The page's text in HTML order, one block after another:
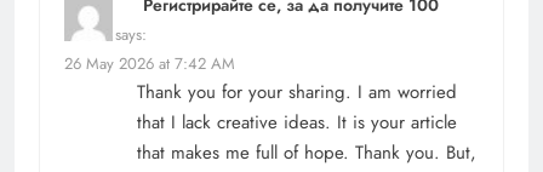
Регистрирайте се, за да получите 100
USDT says:
26 May 2026 at 7:42 AM
Thank you for your sharing. I am worried
that I lack creative ideas. It is your article
that makes me full of hope. Thank you. But,